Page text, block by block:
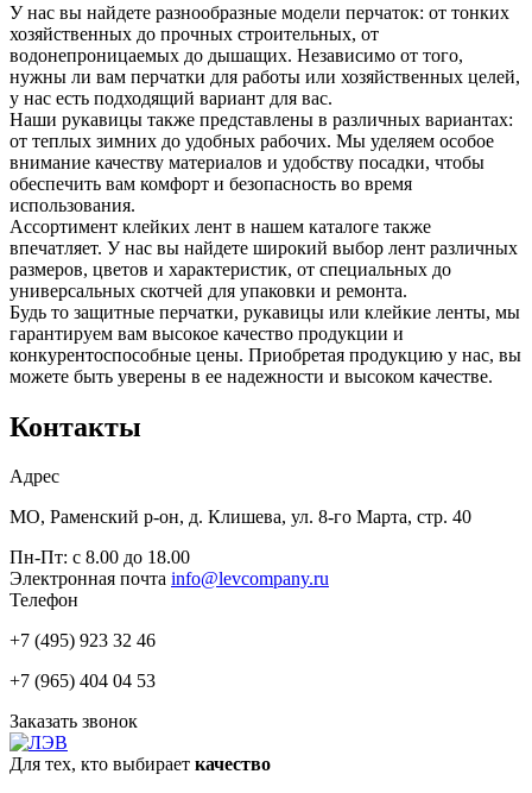
У нас вы найдете разнообразные модели перчаток: от тонких
хозяйственных до прочных строительных, от
водонепроницаемых до дышащих. Независимо от того,
нужны ли вам перчатки для работы или хозяйственных целей,
у нас есть подходящий вариант для вас.
Наши рукавицы также представлены в различных вариантах:
от теплых зимних до удобных рабочих. Мы уделяем особое
внимание качеству материалов и удобству посадки, чтобы
обеспечить вам комфорт и безопасность во время
использования.
Ассортимент клейких лент в нашем каталоге также
впечатляет. У нас вы найдете широкий выбор лент различных
размеров, цветов и характеристик, от специальных до
универсальных скотчей для упаковки и ремонта.
Будь то защитные перчатки, рукавицы или клейкие ленты, мы
гарантируем вам высокое качество продукции и
конкурентоспособные цены. Приобретая продукцию у нас, вы
можете быть уверены в ее надежности и высоком качестве.
Контакты
Адрес
МО, Раменский р-он, д. Клишева, ул. 8-го Марта, стр. 40
Пн-Пт: с 8.00 до 18.00
Электронная почта info@levcompany.ru
Телефон
+7 (495) 923 32 46
+7 (965) 404 04 53
Заказать звонок
Для тех, кто выбирает качество